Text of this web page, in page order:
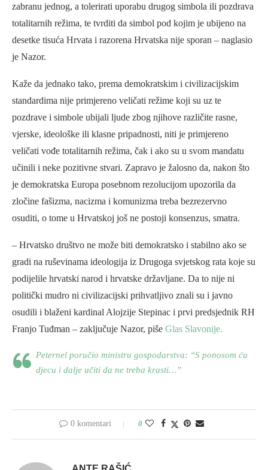
zabranu jednog, a tolerirati uporabu drugog simbola ili pozdrava
totalitarnih režima, te tvrditi da simbol pod kojim je ubijeno na
desetke tisuća Hrvata i razorena Hrvatska nije sporan – naglasio
je Nazor.
Kaže da jednako tako, prema demokratskim i civilizacijskim
standardima nije primjereno veličati režime koji su uz te
pozdrave i simbole ubijali ljude zbog njihove različite rasne,
vjerske, ideološke ili klasne pripadnosti, niti je primjereno
veličati vođe totalitarnih režima, čak i ako su u svom mandatu
učinili i neke pozitivne stvari. Zapravo je žalosno da, nakon što
je demokratska Europa posebnom rezolucijom upozorila da
zločine fašizma, nacizma i komunizma treba bezrezervno
osuditi, o tome u Hrvatskoj još ne postoji konsenzus, smatra.
– Hrvatsko društvo ne može biti demokratsko i stabilno ako se
gradi na ruševinama ideologija iz Drugoga svjetskog rata koje su
podijelile hrvatski narod i hrvatske državljane. Da to nije ni
politički mudro ni civilizacijski prihvatljivo znali su i javno
osudili i blaženi kardinal Alojzije Stepinac i prvi predsjednik RH
Franjo Tuđman – zaključuje Nazor, piše Glas Slavonije.
Peternel poručio ministru gospodarstva: “S ponosom ću
djecu i dalje učiti da ne treba krasti…”
0 komentari 0